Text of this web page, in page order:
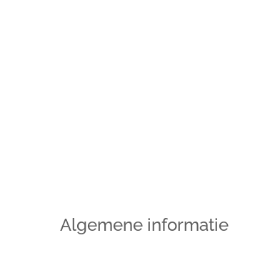
Algemene informatie